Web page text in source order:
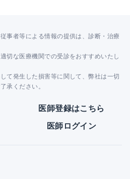
事者等による情報の提供は、診断・治療
切な医療機関での受診をおすすめいたし
て発生した損害等に関して、弊社は一切
承ください。
医師登録はこちら
医師ログイン